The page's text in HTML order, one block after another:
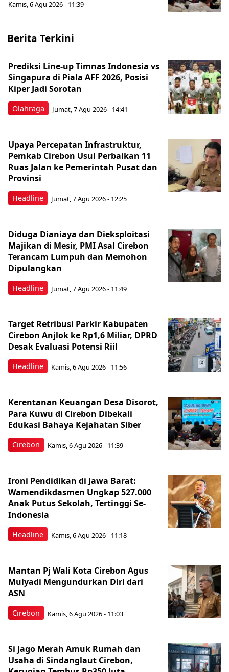
Kamis, 6 Agu 2026 - 11:39
Berita Terkini
Olahraga
Prediksi Line-up Timnas Indonesia vs
Singapura di Piala AFF 2026, Posisi
Kiper Jadi Sorotan
Jumat, 7 Agu 2026 - 14:41
Headline
Upaya Percepatan Infrastruktur,
Pemkab Cirebon Usul Perbaikan 11
Ruas Jalan ke Pemerintah Pusat dan
Provinsi
Jumat, 7 Agu 2026 - 12:25
Headline
Diduga Dianiaya dan Dieksploitasi
Majikan di Mesir, PMI Asal Cirebon
Terancam Lumpuh dan Memohon
Dipulangkan
Jumat, 7 Agu 2026 - 11:49
Headline
Target Retribusi Parkir Kabupaten
Cirebon Anjlok ke Rp1,6 Miliar, DPRD
Desak Evaluasi Potensi Riil
Kamis, 6 Agu 2026 - 11:56
Cirebon
Kerentanan Keuangan Desa Disorot,
Para Kuwu di Cirebon Dibekali
Edukasi Bahaya Kejahatan Siber
Kamis, 6 Agu 2026 - 11:39
Headline
Ironi Pendidikan di Jawa Barat:
Wamendikdasmen Ungkap 527.000
Anak Putus Sekolah, Tertinggi Se-
Indonesia
Kamis, 6 Agu 2026 - 11:18
Cirebon
Mantan Pj Wali Kota Cirebon Agus
Mulyadi Mengundurkan Diri dari
ASN
Kamis, 6 Agu 2026 - 11:03
Si Jago Merah Amuk Rumah dan
Usaha di Sindanglaut Cirebon,